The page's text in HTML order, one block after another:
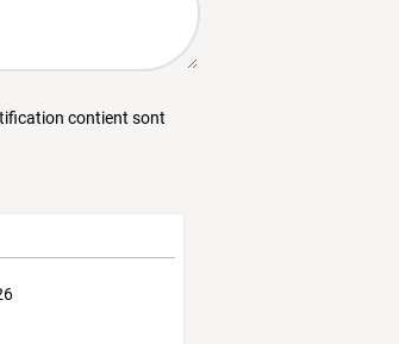
contient sont